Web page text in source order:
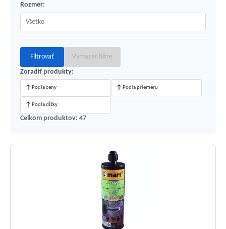
Rozmer:
Filtrovať
Vymazať filtre
Zoradiť produkty:
↑ Podľa ceny ↑ Podľa priemeru
↑ Podľa dĺžky
Celkom produktov: 47